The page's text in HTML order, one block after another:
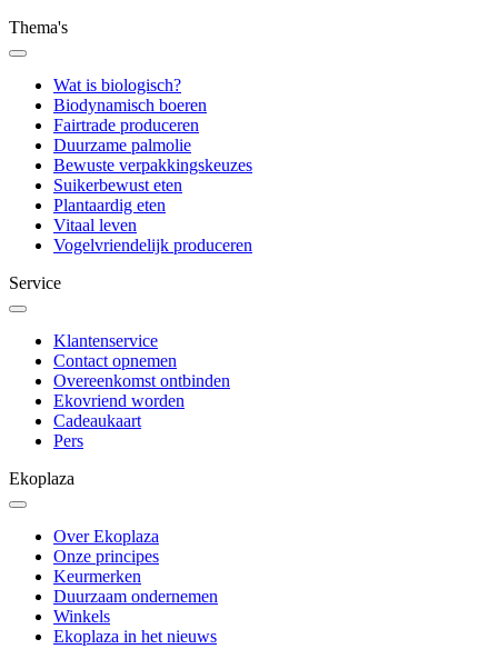
Thema's
Wat is biologisch?
Biodynamisch boeren
Fairtrade produceren
Duurzame palmolie
Bewuste verpakkingskeuzes
Suikerbewust eten
Plantaardig eten
Vitaal leven
Vogelvriendelijk produceren
Service
Klantenservice
Contact opnemen
Overeenkomst ontbinden
Ekovriend worden
Cadeaukaart
Pers
Ekoplaza
Over Ekoplaza
Onze principes
Keurmerken
Duurzaam ondernemen
Winkels
Ekoplaza in het nieuws